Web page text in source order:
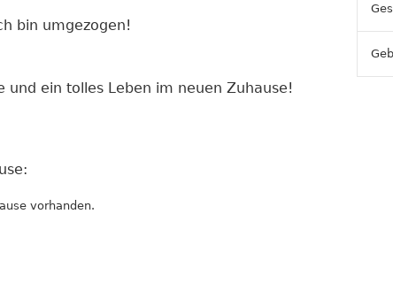
bin umgezogen!
und ein tolles Leben im neuen Zuhause!
vorhanden.